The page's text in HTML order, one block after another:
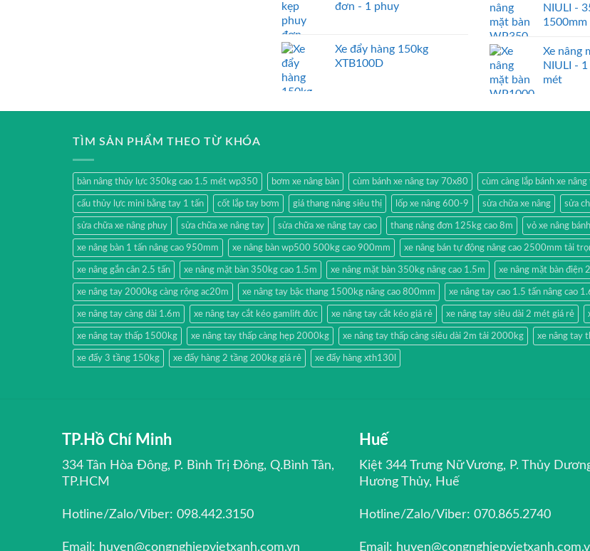
đơn - 1 phuy
Xe đẩy hàng 150kg
XTB100D
NIULI -
1500mm
Xe nâng
NIULI - 1
mét
TÌM SẢN PHẨM THEO TỪ KHÓA
bàn nâng thủy lực 350kg cao 1.5 mét wp350 bơm xe nâng bàn cùm bánh xe nâng tay 70x80 cùm càng lắp bánh xe
cẩu thủy lực mini bằng tay 1 tấn cốt lắp tay bơm giá thang nâng siêu thị lốp xe nâng 600-9 sửa chữa xe nâng sửa
sửa chữa xe nâng phuy sửa chữa xe nâng tay sửa chữa xe nâng tay cao thang nâng đơn 125kg cao 8m vỏ xe nâng
xe nâng bàn 1 tấn nâng cao 950mm xe nâng bàn wp500 500kg cao 900mm xe nâng bán tự động nâng cao 2500mm tải
xe nâng gắn cân 2.5 tấn xe nâng mặt bàn 350kg cao 1.5m xe nâng mặt bàn 350kg nâng cao 1.5m xe nâng mặt bàn điện
xe nâng tay 2000kg càng rộng ac20m xe nâng tay bậc thang 1500kg nâng cao 800mm xe nâng tay cao 1.5 tấn nâng cao
xe nâng tay càng dài 1.6m xe nâng tay cắt kéo gamlift đức xe nâng tay cắt kéo giá rẻ xe nâng tay siêu dài 2 mét giá rẻ
xe nâng tay thấp 1500kg xe nâng tay thấp càng hẹp 2000kg xe nâng tay thấp càng siêu dài 2m tải 2000kg xe nâng tay
xe đẩy 3 tầng 150kg xe đẩy hàng 2 tầng 200kg giá rẻ xe đẩy hàng xth130l
TP.Hồ Chí Minh
334 Tân Hòa Đông, P. Bình Trị Đông, Q.Bình Tân,
TP.HCM
Hotline/Zalo/Viber: 098.442.3150
Email: huyen@congnghiepvietxanh.com.vn
Huế
Kiệt 344 Trưng Nữ Vương, P. Thủy
Hương Thủy, Huế
Hotline/Zalo/Viber: 070.865.2740
Email: